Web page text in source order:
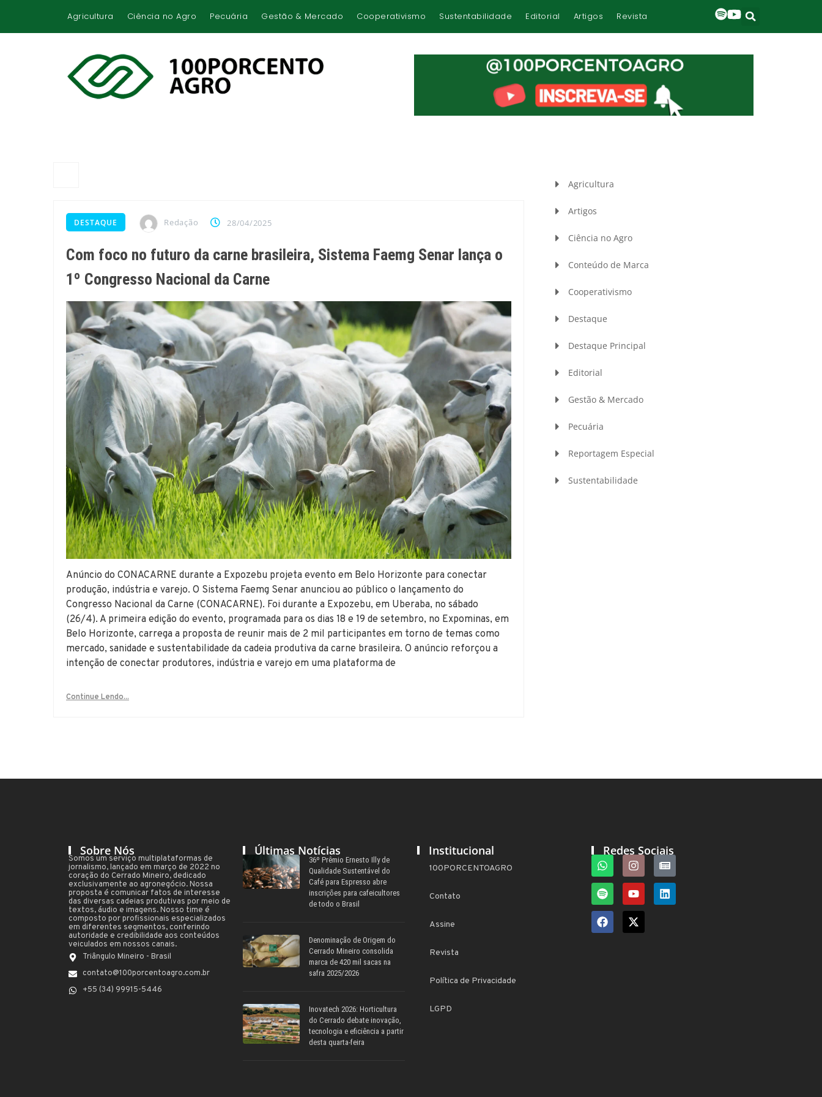
Agricultura Ciência no Agro Pecuária Gestão & Mercado Cooperativismo Sustentabilidade Editorial Artigos Revista
DESTAQUE Redação 28/04/2025
Com foco no futuro da carne brasileira, Sistema Faemg Senar lança o
1º Congresso Nacional da Carne
Anúncio do CONACARNE durante a Expozebu projeta evento em Belo Horizonte para conectar
produção, indústria e varejo. O Sistema Faemg Senar anunciou ao público o lançamento do
Congresso Nacional da Carne (CONACARNE). Foi durante a Expozebu, em Uberaba, no sábado
(26/4). A primeira edição do evento, programada para os dias 18 e 19 de setembro, no Expominas, em
Belo Horizonte, carrega a proposta de reunir mais de 2 mil participantes em torno de temas como
mercado, sanidade e sustentabilidade da cadeia produtiva da carne brasileira. O anúncio reforçou a
intenção de conectar produtores, indústria e varejo em uma plataforma de
Continue Lendo...
Agricultura
Artigos
Ciência no Agro
Conteúdo de Marca
Cooperativismo
Destaque
Destaque Principal
Editorial
Gestão & Mercado
Pecuária
Reportagem Especial
Sustentabilidade
Sobre Nós
Somos um serviço multiplataformas de
jornalismo, lançado em março de 2022 no
coração do Cerrado Mineiro, dedicado
exclusivamente ao agronegócio. Nossa
proposta é comunicar fatos de interesse
das diversas cadeias produtivas por meio de
textos, áudio e imagens. Nosso time é
composto por profissionais especializados
em diferentes segmentos, conferindo
autoridade e credibilidade aos conteúdos
veiculados em nossos canais.
Triângulo Mineiro - Brasil
contato@100porcentoagro.com.br
+55 (34) 99915-5446
Últimas Notícias
36º Prêmio Ernesto Illy de
Qualidade Sustentável do
Café para Espresso abre
inscrições para cafeicultores
de todo o Brasil
Denominação de Origem do
Cerrado Mineiro consolida
marca de 420 mil sacas na
safra 2025/2026
Inovatech 2026: Horticultura
do Cerrado debate inovação,
tecnologia e eficiência a partir
desta quarta-feira
Institucional
100PORCENTOAGRO
Contato
Assine
Revista
Política de Privacidade
LGPD
Redes Sociais